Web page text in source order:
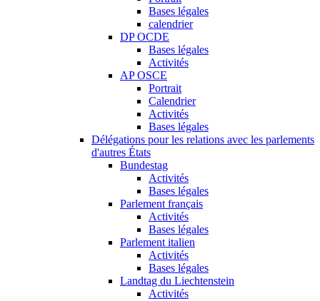
Bases légales
calendrier
DP OCDE
Bases légales
Activités
AP OSCE
Portrait
Calendrier
Activités
Bases légales
Délégations pour les relations avec les parlements
d'autres États
Bundestag
Activités
Bases légales
Parlement français
Activités
Bases légales
Parlement italien
Activités
Bases légales
Landtag du Liechtenstein
Activités